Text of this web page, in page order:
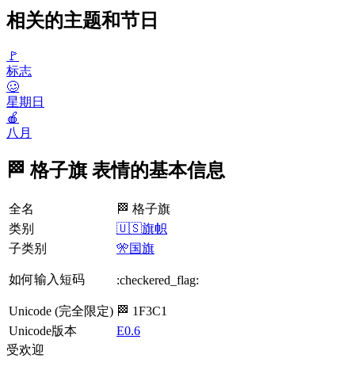
相关的主题和节日
🚩
标志
🥴
星期日
🍎
八月
🏁 格子旗 表情的基本信息
全名
🏁 格子旗
类别
🇺🇸旗帜
子类别
🎌国旗
如何输入短码 :checkered_flag:
Unicode (完全限定) 🏁 1F3C1
Unicode版本
E0.6
受欢迎